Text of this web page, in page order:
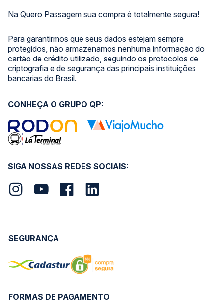
Na Quero Passagem sua compra é totalmente segura!
Para garantirmos que seus dados estejam sempre
protegidos, não armazenamos nenhuma informação do
cartão de crédito utilizado, seguindo os protocolos de
criptografia e de segurança das principais instituições
bancárias do Brasil.
SIGA NOSSAS REDES SOCIAIS:
CONHEÇA O GRUPO QP:
FORMAS DE PAGAMENTO
SEGURANÇA